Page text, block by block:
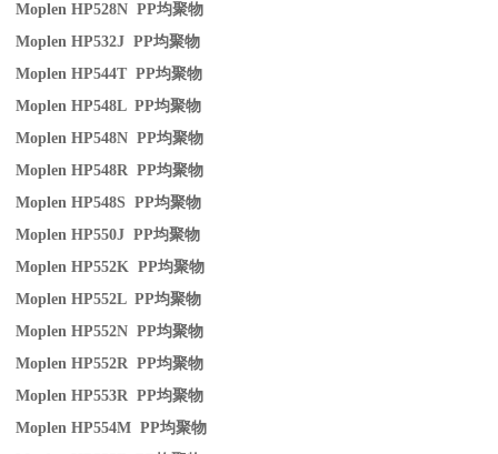
Moplen HP528N PP均聚物
Moplen HP532J PP均聚物
Moplen HP544T PP均聚物
Moplen HP548L PP均聚物
Moplen HP548N PP均聚物
Moplen HP548R PP均聚物
Moplen HP548S PP均聚物
Moplen HP550J PP均聚物
Moplen HP552K PP均聚物
Moplen HP552L PP均聚物
Moplen HP552N PP均聚物
Moplen HP552R PP均聚物
Moplen HP553R PP均聚物
Moplen HP554M PP均聚物